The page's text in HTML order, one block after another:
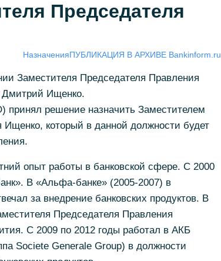
Председателя
НазначенияПУБЛИКАЦИЯ В АРХИВЕ Bankinform.ru
Заместителя Председателя Правления
Дмитрий Ищенко.
решение назначить Заместителем
который в данной должности будет
опыт работы в банковской сфере. С 2000
В «Альфа-банке» (2005-2007) в
за внедрение банковских продуктов. В
Председателя Правления
С 2009 по 2012 годы работал в АКБ
Societe Generale Group) в должности